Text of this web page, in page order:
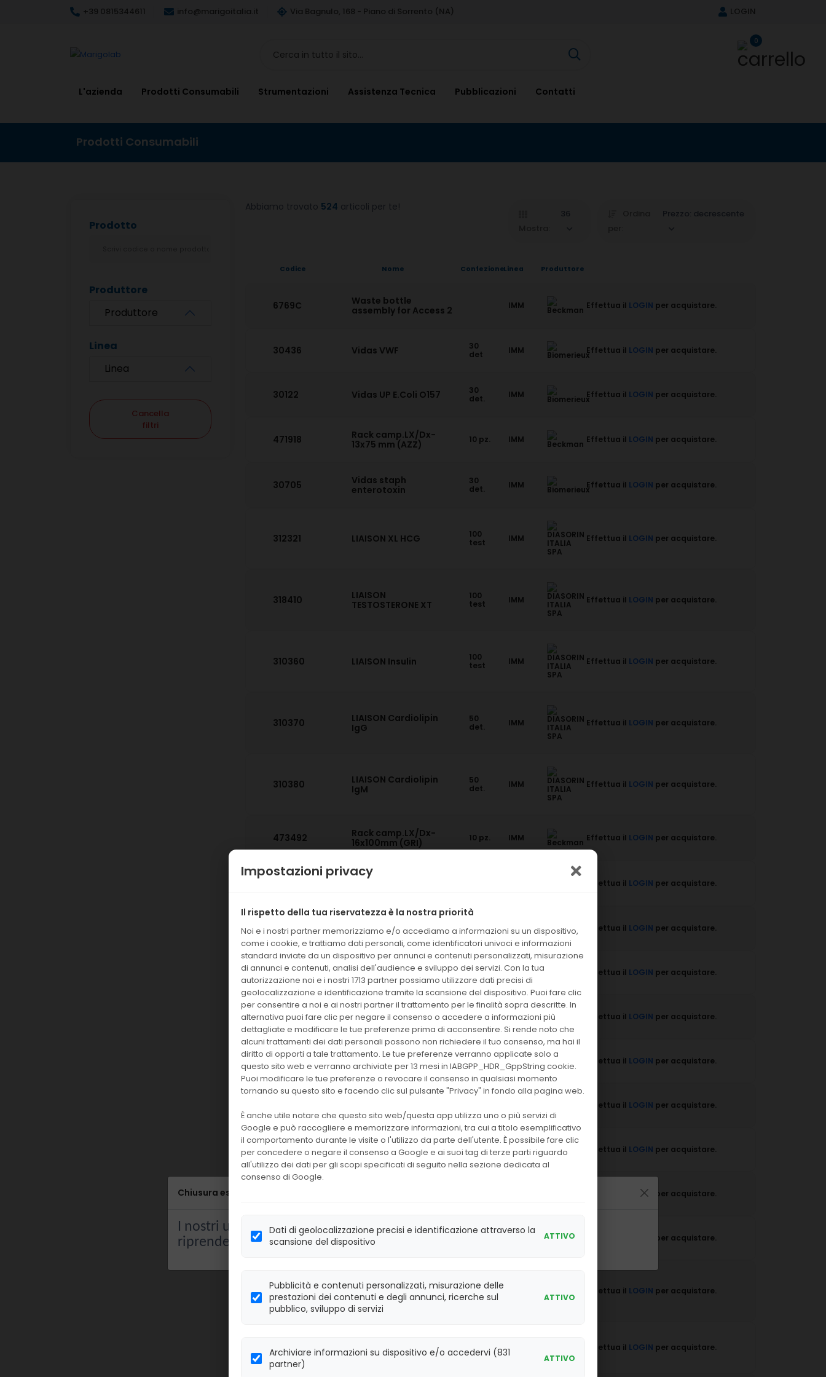
+39 0815344611 info@marigoitalia.it Via Bagnulo, 168 - Piano di Sorrento (NA) LOGIN
0
L'azienda Prodotti Consumabili Strumentazioni Assistenza Tecnica Pubblicazioni Contatti
Prodotti Consumabili
Prodotto
Produttore
Produttore
Linea
Linea
Cancella
filtri
Abbiamo trovato 524 articoli per te!
36 Prezzo: decrescente
Codice Nome ConfezioneLinea Produttore
6769C
Waste bottle
assembly for Access 2
IMM Effettua il LOGIN per acquistare.
30436 Vidas VWF
30
det
IMM Effettua il LOGIN per acquistare.
30122 Vidas UP E.Coli O157
30
det.
IMM Effettua il LOGIN per acquistare.
471918
Rack camp.LX/Dx-
13x75 mm (AZZ)
10 pz. IMM Effettua il LOGIN per acquistare.
30705
Vidas staph
enterotoxin
30
det.
IMM Effettua il LOGIN per acquistare.
312321 LIAISON XL HCG
100
test
IMM Effettua il LOGIN per acquistare.
318410
LIAISON
TESTOSTERONE XT
100
test
IMM Effettua il LOGIN per acquistare.
310360 LIAISON Insulin
100
test
IMM Effettua il LOGIN per acquistare.
310370
LIAISON Cardiolipin
IgG
50
det.
IMM Effettua il LOGIN per acquistare.
310380
LIAISON Cardiolipin
IgM
50
det.
IMM Effettua il LOGIN per acquistare.
473492
Rack camp.LX/Dx-
16x100mm (GRI)
10 pz. IMM Effettua il LOGIN per acquistare.
Rack camp.LX/Dx-
Effettua il LOGIN per acquistare.
33020 Ferritina
det.
IMM Effettua il LOGIN per acquistare.
33210 AFP
100
det.
IMM Effettua il LOGIN per acquistare.
33510 LH
det.
IMM Effettua il LOGIN per acquistare.
33520 FSH
100
det.
Effettua il LOGIN per acquistare.
Effettua il LOGIN per acquistare.
33550 Progesterone
100
det.
IMM Effettua il LOGIN per acquistare.
LOGIN per acquistare.
A85264 HCG
100
per acquistare.
318961
LIAISON CALPROTECTIN
CONTROL
2x1 ml Effettua il LOGIN per acquistare.
A56934 Hybritech p2PSA QC
(3
livelli)
IMM Effettua il LOGIN per acquistare.
Impostazioni privacy
Il rispetto della tua riservatezza è la nostra priorità
Noi e i nostri partner memorizziamo e/o accediamo a informazioni su un dispositivo,
come i cookie, e trattiamo dati personali, come identificatori univoci e informazioni
standard inviate da un dispositivo per annunci e contenuti personalizzati, misurazione
di annunci e contenuti, analisi dell'audience e sviluppo dei servizi. Con la tua
autorizzazione noi e i nostri 1713 partner possiamo utilizzare dati precisi di
geolocalizzazione e identificazione tramite la scansione del dispositivo. Puoi fare clic
per consentire a noi e ai nostri partner il trattamento per le finalità sopra descritte. In
alternativa puoi fare clic per negare il consenso o accedere a informazioni più
dettagliate e modificare le tue preferenze prima di acconsentire. Si rende noto che
alcuni trattamenti dei dati personali possono non richiedere il tuo consenso, ma hai il
diritto di opporti a tale trattamento. Le tue preferenze verranno applicate solo a
questo sito web e verranno archiviate per 13 mesi in IABGPP_HDR_GppString cookie.
Puoi modificare le tue preferenze o revocare il consenso in qualsiasi momento
tornando su questo sito e facendo clic sul pulsante "Privacy" in fondo alla pagina web.
È anche utile notare che questo sito web/questa app utilizza uno o più servizi di
Google e può raccogliere e memorizzare informazioni, tra cui a titolo esemplificativo
il comportamento durante le visite o l'utilizzo da parte dell'utente. È possibile fare clic
per concedere o negare il consenso a Google e ai suoi tag di terze parti riguardo
all'utilizzo dei dati per gli scopi specificati di seguito nella sezione dedicata al
consenso di Google.
Dati di geolocalizzazione precisi e identificazione attraverso la
scansione del dispositivo
ATTIVO
Pubblicità e contenuti personalizzati, misurazione delle
prestazioni dei contenuti e degli annunci, ricerche sul
pubblico, sviluppo di servizi
ATTIVO
Archiviare informazioni su dispositivo e/o accedervi (831
partner)
ATTIVO
Chiusura estiva
I nostri uffici resteranno chiusi dall'8 al 23 agostocompresi. Le attività
riprenderanno regolarmentelunedì 24 agosto